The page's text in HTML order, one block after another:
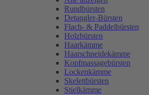
Rundbürsten
Detangler-Bürsten
Flach- & Paddelbürsten
Holzbürsten
Haarkämme
Haarschneidekämme
Kopfmassagebürsten
Lockenkämme
Skelettbürsten
Stielkämme